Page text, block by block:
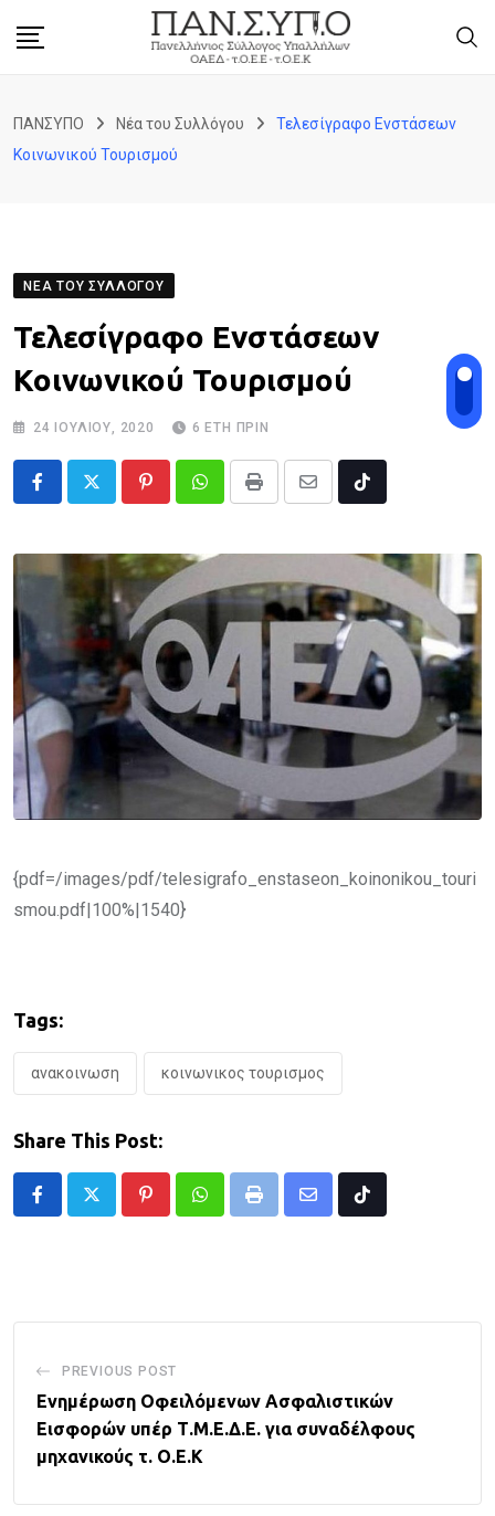
ΠΑΝΣΥΠΟ Νέα του Συλλόγου
Τελεσίγραφο Ενστάσεων
Κοινωνικού Τουρισμού
ΝΈΑ ΤΟΥ ΣΥΛΛΌΓΟΥ
Τελεσίγραφο Ενστάσεων
Κοινωνικού Τουρισμού
24 ΙΟΥΛΊΟΥ, 2020 6 ΈΤΗ ΠΡΙΝ
PinterestWhatsappPrint
Share
Email
Tiktok
{pdf=/images/pdf/telesigrafo_enstaseon_koinonikou_touri
smou.pdf|100%|1540}
Tags:
ανακοινωση κοινωνικος τουρισμος
Share This Post:
PinterestWhatsappPrint
Share
Tiktok
PREVIOUS POST
Ενημέρωση Οφειλόμενων Ασφαλιστικών
Εισφορών υπέρ Τ.Μ.Ε.Δ.Ε. για συναδέλφους
μηχανικούς τ. Ο.Ε.Κ